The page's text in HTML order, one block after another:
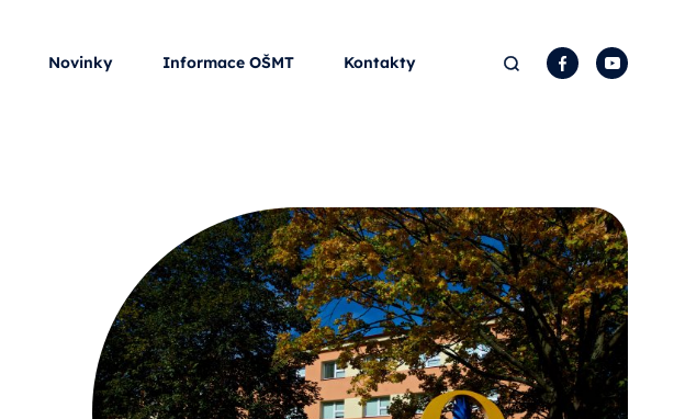
Novinky Informace OŠMT Kontakty Hledat Facebook